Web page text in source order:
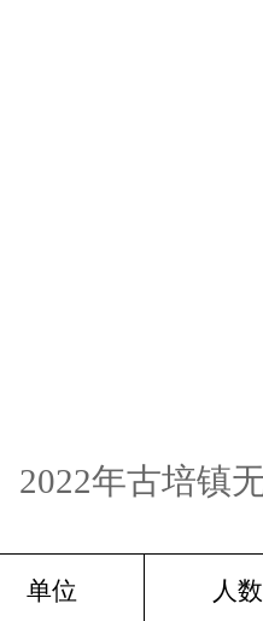
2022年古培镇
单位 人数